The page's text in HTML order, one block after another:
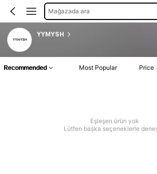
Mağazada ara
YYMYSH
Recommended Most Popular Price
Eşleşen ürün yok
Lütfen başka seçeneklerle